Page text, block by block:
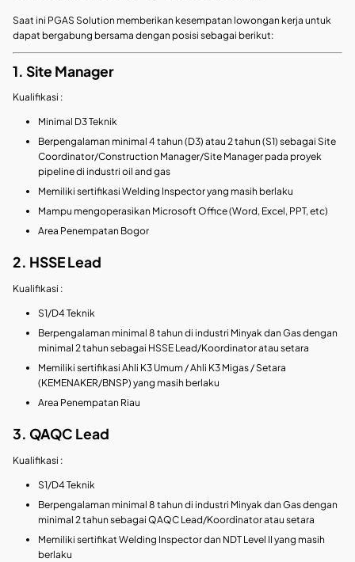
Saat ini PGAS Solution memberikan kesempatan lowongan kerja untuk
dapat bergabung bersama dengan posisi sebagai berikut:
1. Site Manager
Kualifikasi :
Minimal D3 Teknik
Berpengalaman minimal 4 tahun (D3) atau 2 tahun (S1) sebagai Site
Coordinator/Construction Manager/Site Manager pada proyek
pipeline di industri oil and gas
Memiliki sertifikasi Welding Inspector yang masih berlaku
Mampu mengoperasikan Microsoft Office (Word, Excel, PPT, etc)
Area Penempatan Bogor
2. HSSE Lead
Kualifikasi :
S1/D4 Teknik
Berpengalaman minimal 8 tahun di industri Minyak dan Gas dengan
minimal 2 tahun sebagai HSSE Lead/Koordinator atau setara
Memiliki sertifikasi Ahli K3 Umum / Ahli K3 Migas / Setara
(KEMENAKER/BNSP) yang masih berlaku
Area Penempatan Riau
3. QAQC Lead
Kualifikasi :
S1/D4 Teknik
Berpengalaman minimal 8 tahun di industri Minyak dan Gas dengan
minimal 2 tahun sebagai QAQC Lead/Koordinator atau setara
Memiliki sertifikat Welding Inspector dan NDT Level II yang masih
berlaku